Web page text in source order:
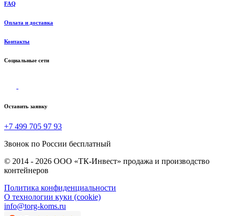
FAQ
Оплата и доставка
Контакты
Социальные сети
Оставить заявку
+7 499 705 97 93
Звонок по России бесплатный
© 2014 - 2026 ООО «ТК-Инвест» продажа и производство
контейнеров
Политика конфиденциальности
О технологии куки (cookie)
info@torg-koms.ru